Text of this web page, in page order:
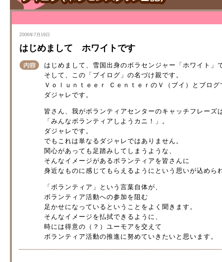
2006年7月19日
はじめまして ホワイトです
はじめまして、雪国出身のボラセンジャー「ホワイト」
そして、この「ブイログ」の名づけ親です。
Ｖｏｌｕｎｔｅｅｒ ＣｅｎｔｅｒのＶ（ブイ）とブロ
ダジャレです。
皆さん、我がボランティアセンターのキャッチフレーズ
「みんなボランティアしようカニ！」。
ダジャレです。
でもこれは単なるダジャレではありません。
関心があっても足踏みしてしまうような、
そんなイメージがあるボランティアを皆さんに
身近なものに感じてもらえるようにという思いが込めら
「ボランティア」という言葉自体が、
ボランティア活動への参加を阻む
足かせになっているということをよく聞きます。
そんなイメージを払拭できるように、
時には得意の（？）ユーモアを交えて
ボランティア活動の推進に努めていきたいと思います。